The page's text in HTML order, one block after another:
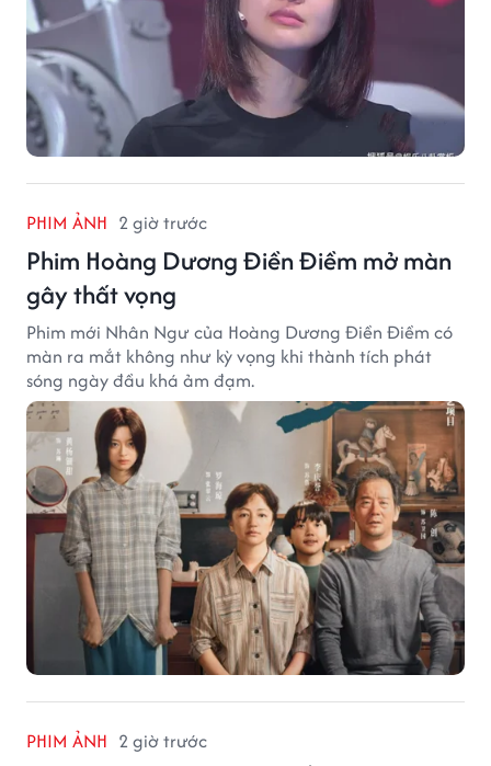
PHIM ẢNH 2 giờ trước
Phim Hoàng Dương Điền Điềm mở màn
gây thất vọng
Phim mới Nhân Ngư của Hoàng Dương Điền Điềm có
màn ra mắt không như kỳ vọng khi thành tích phát
sóng ngày đầu khá ảm đạm.
PHIM ẢNH 2 giờ trước